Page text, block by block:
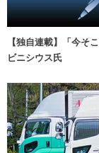
【独自連載】「今そ
ビニシウス氏